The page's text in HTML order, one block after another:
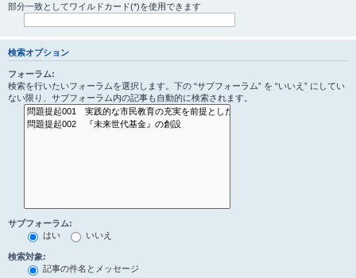
部分一致としてワイルドカード(*)を使用できます
検索オプション
フォーラム:
検索を行いたいフォーラムを選択します。下の “サブフォーラム” を “いいえ” にしてい
ない限り、サブフォーラム内の記事も自動的に検索されます。
サブフォーラム:
はい
いいえ
検索対象:
記事の件名とメッセージ